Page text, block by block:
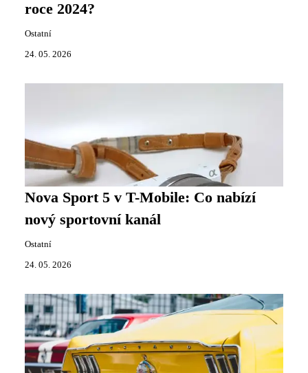
roce 2024?
Ostatní
24. 05. 2026
Nova Sport 5 v T-Mobile: Co nabízí
nový sportovní kanál
Ostatní
24. 05. 2026